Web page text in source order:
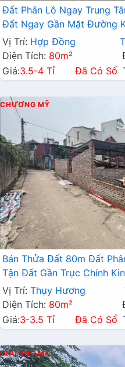
Đất Phân Lô Ngay Trung
Đất Ngay Gần Mặt Đường
Vị Trí: Hợp Đồng
Diện Tích: 80m²
Giá:3.5-4 Tỉ Đã Có Sổ
CHƯƠNG MỸ
Bán Thửa Đất 80m Đất
Tận Đất Gần Trục Chính
Vị Trí: Thụy Hương
Diện Tích: 80m²
Giá:3-3.5 Tỉ Đã Có Sổ
CHƯƠNG MỸ